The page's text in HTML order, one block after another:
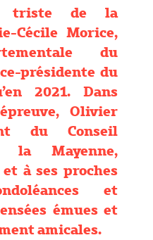
triste de la
Cécile Morice,
du
présidente du
2021. Dans
Olivier
du Conseil
la Mayenne,
à ses proches
et
émues et
amicales.